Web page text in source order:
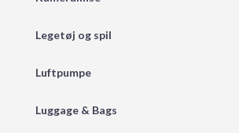
Legetøj og spil
Luftpumpe
Luggage & Bags